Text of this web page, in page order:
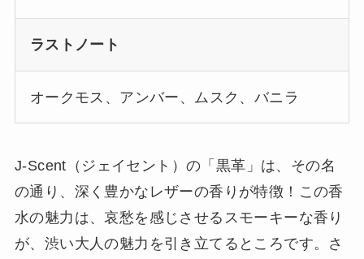
ラストノート
オークモス、アンバー、ムスク、バニラ
J-Scent（ジェイセント）の「黒革」は、その名
の通り、深く豊かなレザーの香りが特徴！この香
水の魅力は、哀愁を感じさせるスモーキーな香り
が、渋い大人の魅力を引き立てるところです。さ